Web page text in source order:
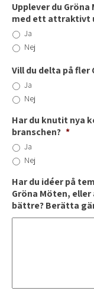
Upplever du
med ett attraktivt
Ja
Nej
Vill du delta på fler
Ja
Nej
Har du knutit nya
branschen? *
Ja
Nej
Har du idéer på
Gröna Möten,
bättre? Berätta